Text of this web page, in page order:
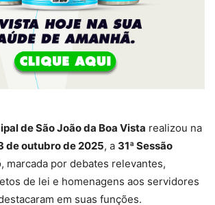
de São João da Boa Vista realizou na
de outubro de 2025, a 31ª Sessão
marcada por debates relevantes,
de lei e homenagens aos servidores
em suas funções.